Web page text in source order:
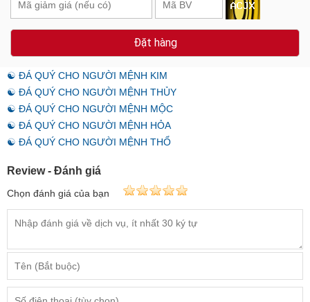
Đặt hàng
☯ ĐÁ QUÝ CHO NGƯỜI MỆNH KIM
☯ ĐÁ QUÝ CHO NGƯỜI MỆNH THỦY
☯ ĐÁ QUÝ CHO NGƯỜI MỆNH MỘC
☯ ĐÁ QUÝ CHO NGƯỜI MỆNH HỎA
☯ ĐÁ QUÝ CHO NGƯỜI MỆNH THỔ
Review - Đánh giá
Chọn đánh giá của bạn